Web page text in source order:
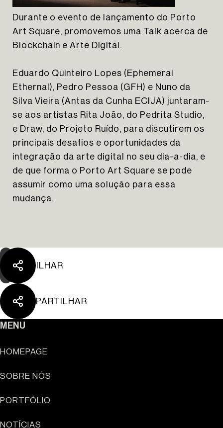
The Yard Tagus
Sun Cliffs Resort
Durante o evento de lançamento do Porto
Art Square, promovemos uma Talk acerca de
Blockchain e Arte Digital.
Eduardo Quinteiro Lopes (Ephemeral
Ethernal), Pedro Pessoa (GFH) e Nuno da
Silva Vieira (Antas da Cunha ECIJA) juntaram-
se aos artistas Rita João, do Pedrita Studio,
e Draw, do Projeto Ruído, para discutirem os
principais desafios e oportunidades da
integração da arte digital no seu dia-a-dia, e
de que forma o Porto Art Square se pode
assumir como uma solução para essa
mudança.
PARTILHAR
PARTILHAR
MENU
HOMEPAGE
SOBRE NÓS
PORTFÓLIO
NOTÍCIAS